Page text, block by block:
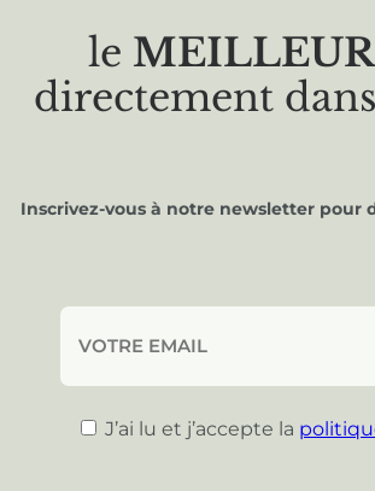
le MEILLEUR
directement
Inscrivez-vous à notre newsletter pour
J’ai lu et j’accepte la